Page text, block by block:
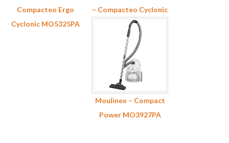
Compacteo Ergo
Cyclonic MO5325PA
– Compacteo Cyclonic
Moulinex – Compact
Power MO3927PA